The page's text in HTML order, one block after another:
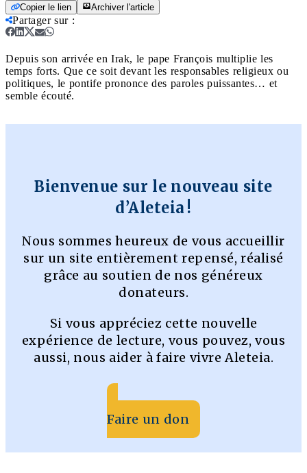
Copier le lien Archiver l'article
Partager sur:
Depuis son arrivée en Irak, le pape François multiplie les
temps forts. Que ce soit devant les responsables religieux ou
politiques, le pontife prononce des paroles puissantes… et
semble écouté.
Bienvenue sur le nouveau site
d’Aleteia !
Nous sommes heureux de vous accueillir
sur un site entièrement repensé, réalisé
grâce au soutien de nos généreux
donateurs.
Si vous appréciez cette nouvelle
expérience de lecture, vous pouvez, vous
aussi, nous aider à faire vivre Aleteia.
Faire un don